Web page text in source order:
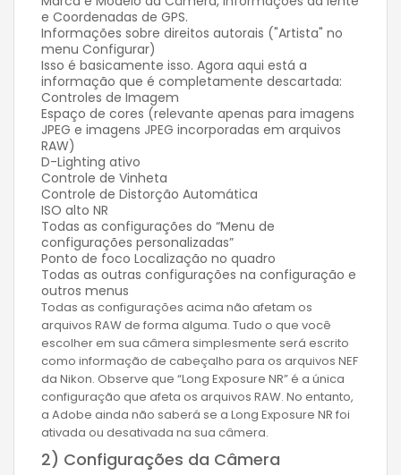
e Coordenadas de GPS.
Informações sobre direitos autorais ("Artista" no
menu Configurar)
Isso é basicamente isso. Agora aqui está a
informação que é completamente descartada:
Controles de Imagem
Espaço de cores (relevante apenas para imagens
JPEG e imagens JPEG incorporadas em arquivos
RAW)
D-Lighting ativo
Controle de Vinheta
Controle de Distorção Automática
ISO alto NR
Todas as configurações do “Menu de
configurações personalizadas”
Ponto de foco Localização no quadro
Todas as outras configurações na configuração e
outros menus
Todas as configurações acima não afetam os
arquivos RAW de forma alguma. Tudo o que você
escolher em sua câmera simplesmente será escrito
como informação de cabeçalho para os arquivos NEF
da Nikon. Observe que “Long Exposure NR” é a única
configuração que afeta os arquivos RAW. No entanto,
a Adobe ainda não saberá se a Long Exposure NR foi
ativada ou desativada na sua câmera.
2) Configurações da Câmera